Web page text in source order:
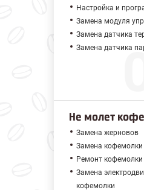
Настройка и
Замена модуля
Замена датчика
Замена датчика
Не молет кофе
Замена жерновов
Замена кофемолки
Ремонт кофемолки
Замена
кофемолки